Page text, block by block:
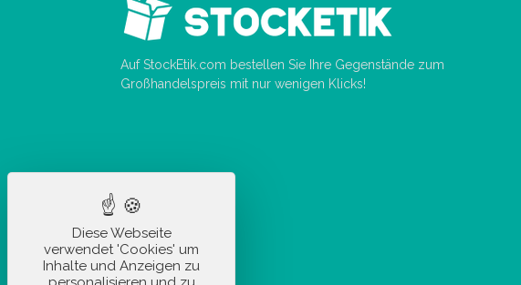
Auf StockEtik.com bestellen Sie Ihre Gegenstände zum
Großhandelspreis mit nur wenigen Klicks!
Diese Webseite
verwendet 'Cookies' um
Inhalte und Anzeigen zu